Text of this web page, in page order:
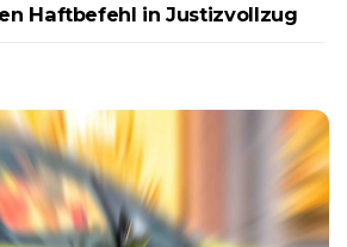
Haftbefehl in Justizvollzug